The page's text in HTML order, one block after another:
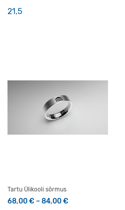
21,5
Tartu Ülikooli sõrmus
68,00€ – 84,00€